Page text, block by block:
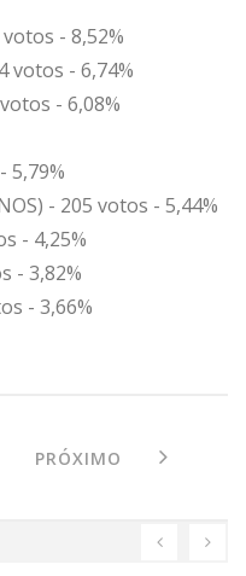
- 8,52%
votos - 6,74%
- 6,08%
5,79%
- 205 votos - 5,44%
- 4,25%
- 3,82%
- 3,66%
PRÓXIMO